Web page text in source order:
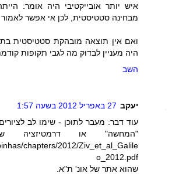
איש יותר אובייקטיבי היה אומר:
מבחינה סטטיסטית, לכן אי אפשר לאמור
היה מעניין לבדוק מה לגבי תקופות
השב
יעקב 27 באפריל 2012 בשעה 1:57
עוד דבר: מעבר לתוכן - שימו לב
"המחשה" או דרמטיזציה
chapters/2012/Ziv_et_al_Galile
o_2012.pdf
שהוא אתר של אונ' ת"א.